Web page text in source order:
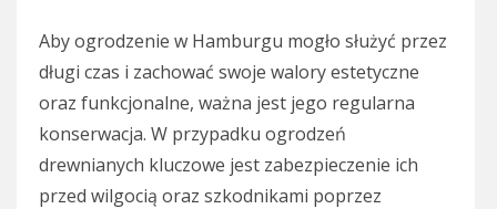
Aby ogrodzenie w Hamburgu mogło służyć przez
długi czas i zachować swoje walory estetyczne
oraz funkcjonalne, ważna jest jego regularna
konserwacja. W przypadku ogrodzeń
drewnianych kluczowe jest zabezpieczenie ich
przed wilgocią oraz szkodnikami poprzez